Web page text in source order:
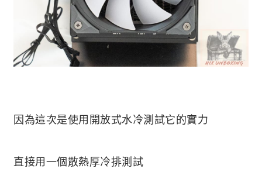
因為這次是使用開放式水冷測試它的實力
直接用一個散熱厚冷排測試